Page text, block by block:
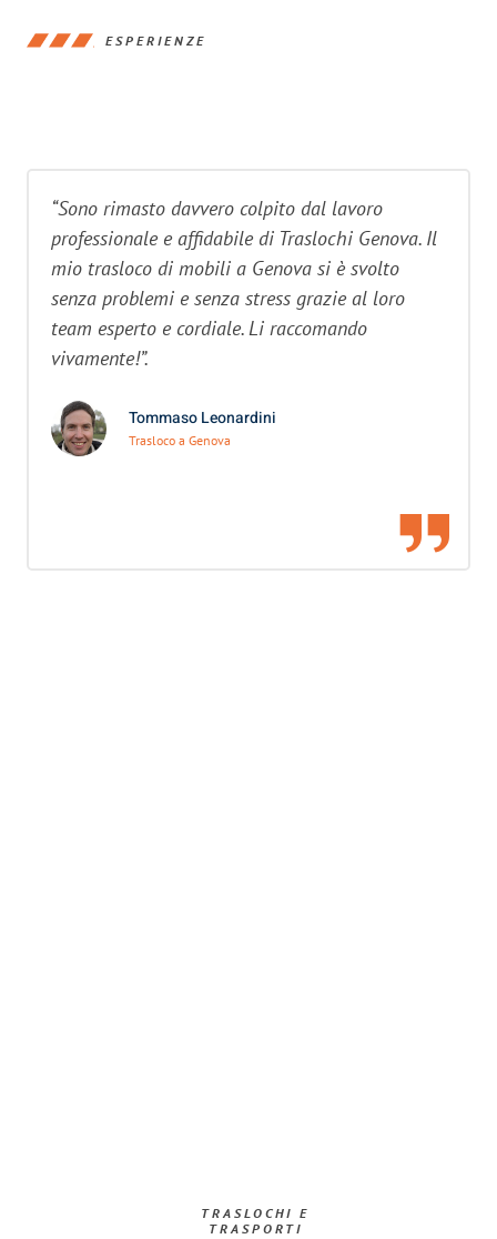
ESPERIENZE
“Sono rimasto davvero colpito dal lavoro
professionale e affidabile di Traslochi Genova. Il
mio trasloco di mobili a Genova si è svolto
senza problemi e senza stress grazie al loro
team esperto e cordiale. Li raccomando
vivamente!”.
Tommaso Leonardini
Trasloco a Genova
TRASLOCHI E
TRASPORTI​